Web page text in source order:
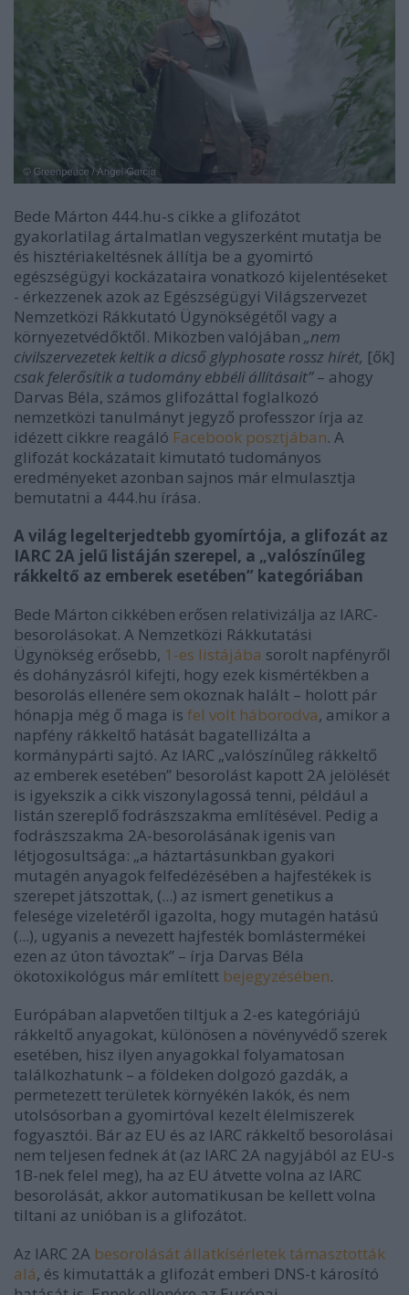
Bede Márton 444.hu-s cikke a glifozátot
gyakorlatilag ártalmatlan vegyszerként mutatja be
és hisztériakeltésnek állítja be a gyomirtó
egészségügyi kockázataira vonatkozó kijelentéseket
- érkezzenek azok az Egészségügyi Világszervezet
Nemzetközi Rákkutató Ügynökségétől vagy a
környezetvédőktől. Miközben valójában „nem
civilszervezetek keltik a dicső glyphosate rossz hírét, [ők]
csak felerősítik a tudomány ebbéli állításait” – ahogy
Darvas Béla, számos glifozáttal foglalkozó
nemzetközi tanulmányt jegyző professzor írja az
idézett cikkre reagáló Facebook posztjában. A
glifozát kockázatait kimutató tudományos
eredményeket azonban sajnos már elmulasztja
bemutatni a 444.hu írása.
A világ legelterjedtebb gyomírtója, a glifozát az
IARC 2A jelű listáján szerepel, a „valószínűleg
rákkeltő az emberek esetében” kategóriában
Bede Márton cikkében erősen relativizálja az IARC-
besorolásokat. A Nemzetközi Rákkutatási
Ügynökség erősebb, 1-es listájába sorolt napfényről
és dohányzásról kifejti, hogy ezek kismértékben a
besorolás ellenére sem okoznak halált – holott pár
hónapja még ő maga is fel volt háborodva, amikor a
napfény rákkeltő hatását bagatellizálta a
kormánypárti sajtó. Az IARC „valószínűleg rákkeltő
az emberek esetében” besorolást kapott 2A jelölését
is igyekszik a cikk viszonylagossá tenni, például a
listán szereplő fodrászszakma említésével. Pedig a
fodrászszakma 2A-besorolásának igenis van
létjogosultsága: „a háztartásunkban gyakori
mutagén anyagok felfedézésében a hajfestékek is
szerepet játszottak, (...) az ismert genetikus a
felesége vizeletéről igazolta, hogy mutagén hatású
(...), ugyanis a nevezett hajfesték bomlástermékei
ezen az úton távoztak” – írja Darvas Béla
ökotoxikológus már említett bejegyzésében.
Európában alapvetően tiltjuk a 2-es kategóriájú
rákkeltő anyagokat, különösen a növényvédő szerek
esetében, hisz ilyen anyagokkal folyamatosan
találkozhatunk – a földeken dolgozó gazdák, a
permetezett területek környékén lakók, és nem
utolsósorban a gyomirtóval kezelt élelmiszerek
fogyasztói. Bár az EU és az IARC rákkeltő besorolásai
nem teljesen fednek át (az IARC 2A nagyjából az EU-s
1B-nek felel meg), ha az EU átvette volna az IARC
besorolását, akkor automatikusan be kellett volna
tiltani az unióban is a glifozátot.
Az IARC 2A besorolását állatkísérletek támasztották
alá, és kimutatták a glifozát emberi DNS-t károsító